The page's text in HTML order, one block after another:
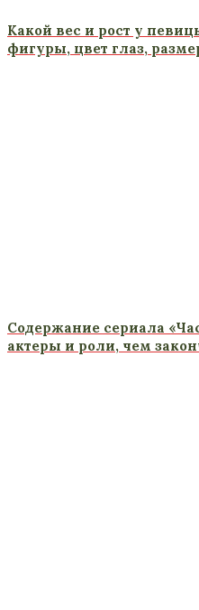
Какой вес и рост у
фигуры, цвет глаз,
Содержание сериала
актеры и роли, чем